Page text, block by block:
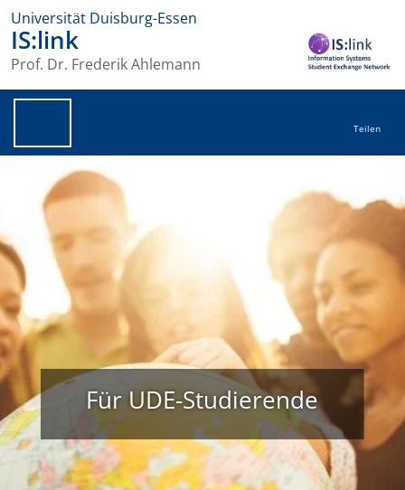
Universität Duisburg-Essen
IS:link
Prof. Dr. Frederik Ahlemann
Teilen
Für UDE-Studierende